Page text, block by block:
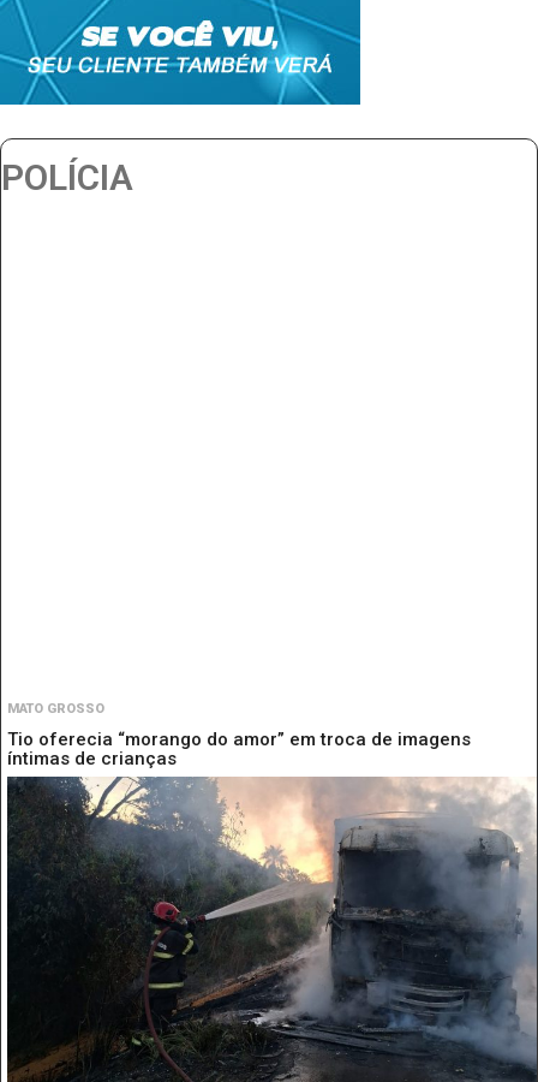
POLÍCIA
MATO GROSSO
Tio oferecia “morango do amor” em troca de imagens
íntimas de crianças